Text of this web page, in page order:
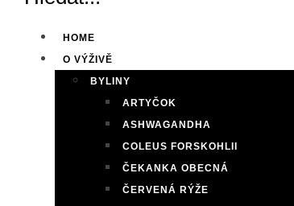
HOME
O VÝŽIVĚ
BYLINY
ARTYČOK
ASHWAGANDHA
COLEUS FORSKOHLII
ČEKANKA OBECNÁ
ČERVENÁ RÝŽE